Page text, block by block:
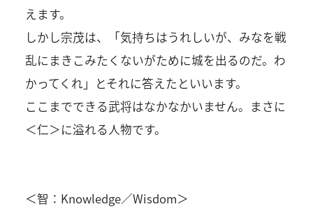
えます。
しかし宗茂は、「気持ちはうれしいが、みなを戦
乱にまきこみたくないがために城を出るのだ。わ
かってくれ」とそれに答えたといいます。
ここまでできる武将はなかなかいません。まさに
＜仁＞に溢れる人物です。
＜智：Knowledge／Wisdom＞